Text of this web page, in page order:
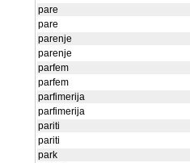
pare
pare
parenje
parenje
parfem
parfem
parfimerija
parfimerija
pariti
pariti
park